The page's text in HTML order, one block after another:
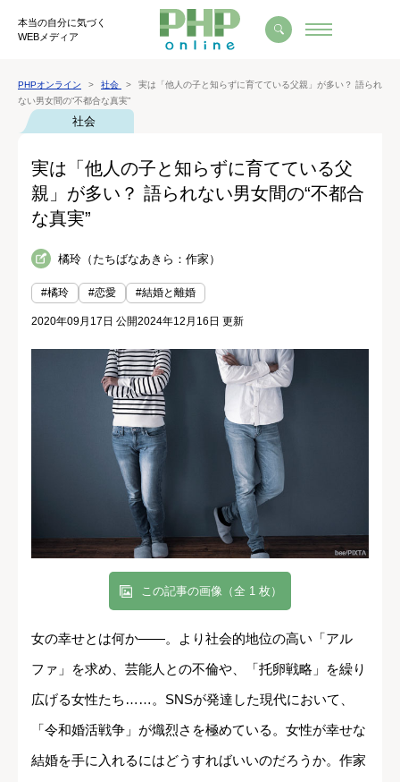
本当の自分に気づく
WEBメディア
PHPオンライン 社会
実は「他人の子と知らずに育てている父親」が多い？ 語られ
ない男女間の“不都合な真実”
社会
実は「他人の子と知らずに育てている父
親」が多い？ 語られない男女間の“不都合
な真実”
橘玲（たちばなあきら：作家）
#橘玲 #恋愛 #結婚と離婚
2020年09月17日 公開2024年12月16日 更新
この記事の画像（全 1 枚）
女の幸せとは何か――。より社会的地位の高い「アル
ファ」を求め、芸能人との不倫や、「托卵戦略」を繰り
広げる女性たち……。SNSが発達した現代において、
「令和婚活戦争」が熾烈さを極めている。女性が幸せな
結婚を手に入れるにはどうすればいいのだろうか。作家